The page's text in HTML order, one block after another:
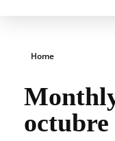
Home
octubre